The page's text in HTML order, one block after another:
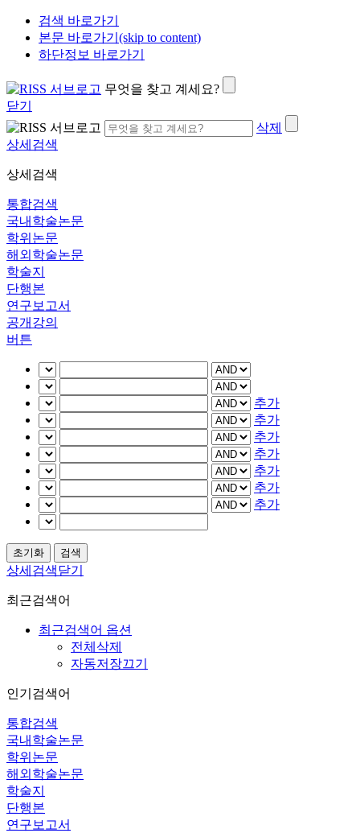
검색 바로가기
본문 바로가기(skip to content)
하단정보 바로가기
무엇을 찾고 계세요?
닫기
삭제
상세검색
상세검색
통합검색
국내학술논문
학위논문
해외학술논문
학술지
단행본
연구보고서
공개강의
버튼
추가
추가
추가
추가
추가
추가
추가
상세검색닫기
최근검색어
최근검색어 옵션
전체삭제
자동저장끄기
인기검색어
통합검색
국내학술논문
학위논문
해외학술논문
학술지
단행본
연구보고서